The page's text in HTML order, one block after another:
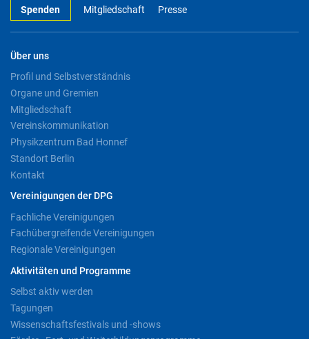
Spenden Mitgliedschaft Presse
Über uns
Profil und Selbstverständnis
Organe und Gremien
Mitgliedschaft
Vereinskommunikation
Physikzentrum Bad Honnef
Standort Berlin
Kontakt
Vereinigungen der DPG
Fachliche Vereinigungen
Fachübergreifende Vereinigungen
Regionale Vereinigungen
Aktivitäten und Programme
Selbst aktiv werden
Tagungen
Wissenschaftsfestivals und -shows